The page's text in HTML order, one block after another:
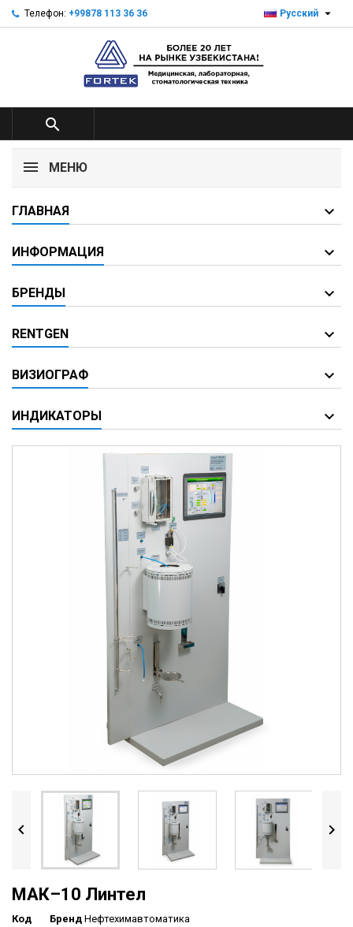
Телефон: +99878 113 36 36 Русский 

МЕНЮ
ГЛАВНАЯ
ИНФОРМАЦИЯ
БРЕНДЫ
RENTGEN
ВИЗИОГРАФ
ИНДИКАТОРЫ
 
МАК–10 Линтел
Код Бренд Нефтехимавтоматика